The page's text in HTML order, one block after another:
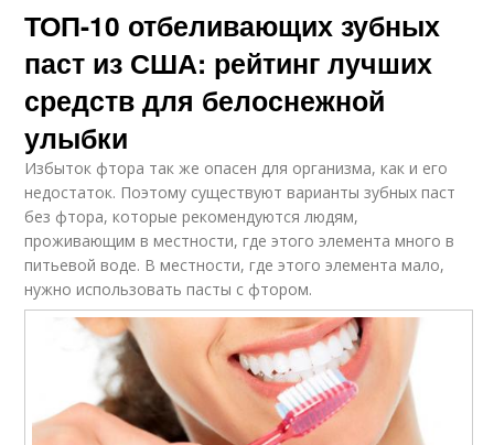
ТОП-10 отбеливающих зубных
паст из США: рейтинг лучших
средств для белоснежной
улыбки
Избыток фтора так же опасен для организма, как и его
недостаток. Поэтому существуют варианты зубных паст
без фтора, которые рекомендуются людям,
проживающим в местности, где этого элемента много в
питьевой воде. В местности, где этого элемента мало,
нужно использовать пасты с фтором.